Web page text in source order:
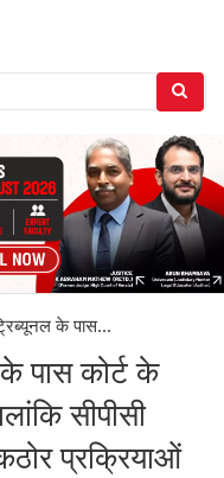
के पास...
पास कोर्ट के
सीपीसी
प्रक्रियाओं